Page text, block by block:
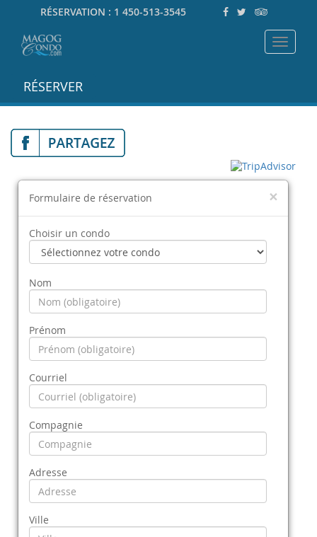
RÉSERVATION : 1 450-513-3545
Toggle
RÉSERVER
×
Formulaire de réservation
Choisir un condo
Nom
Prénom
Courriel
Compagnie
Adresse
Ville